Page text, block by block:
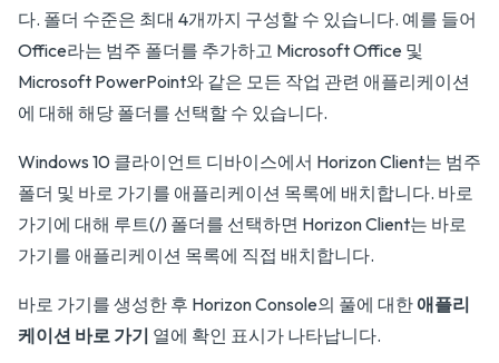
다. 폴더 수준은 최대 4개까지 구성할 수 있습니다. 예를 들어
Office라는 범주 폴더를 추가하고 Microsoft Office 및
Microsoft PowerPoint와 같은 모든 작업 관련 애플리케이션
에 대해 해당 폴더를 선택할 수 있습니다.
Windows 10 클라이언트 디바이스에서 Horizon Client는 범주
폴더 및 바로 가기를 애플리케이션 목록에 배치합니다. 바로
가기에 대해 루트(/) 폴더를 선택하면 Horizon Client는 바로
가기를 애플리케이션 목록에 직접 배치합니다.
바로 가기를 생성한 후 Horizon Console의 풀에 대한 애플리
케이션 바로 가기 열에 확인 표시가 나타납니다.